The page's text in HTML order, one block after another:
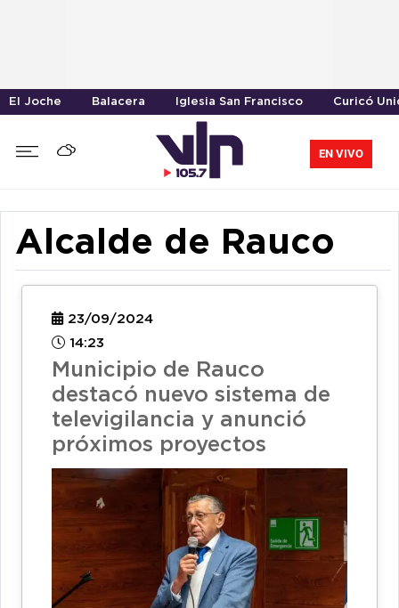
El Joche Balacera Iglesia San Francisco Curicó
EN VIVO
Alcalde de Rauco
23/09/2024
14:23
Municipio de Rauco
destacó nuevo sistema de
televigilancia y anunció
próximos proyectos